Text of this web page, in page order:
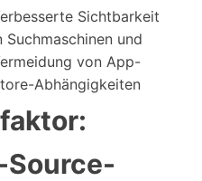
Sichtbarkeit
Suchmaschinen und
von App-
Abhängigkeiten
Source-